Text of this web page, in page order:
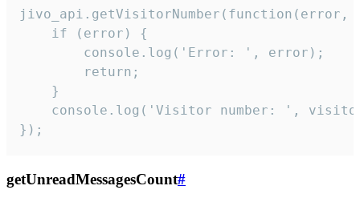
jivo_api.getVisitorNumber(function(error,
    if (error) {
        console.log('Error: ', error);
        return;
    }
console.log('Visitor number: ',
});
getUnreadMessagesCount#